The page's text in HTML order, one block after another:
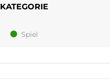
KATEGORIE
Spiel